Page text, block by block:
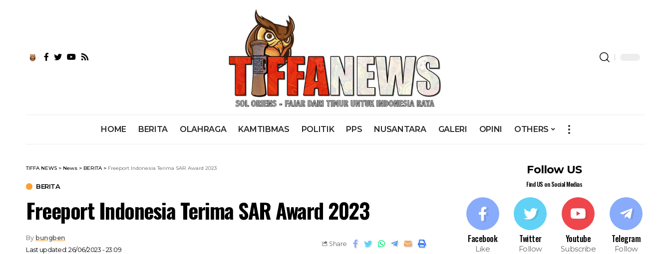
HOME BERITA OLAHRAGA KAMTIBMAS POLITIK PPS NUSANTARA GALERI OPINI OTHERS
TIFFA NEWS > News > BERITA> Freeport Indonesia Terima SAR Award 2023
BERITA
Freeport Indonesia Terima SAR Award 2023
Last updated: 26/06/2023 - 23:09
By bungben
Share
Follow US
Find US on Social Medias
Facebook
Like
Twitter
Follow
Youtube
Subscribe
Telegram
Follow